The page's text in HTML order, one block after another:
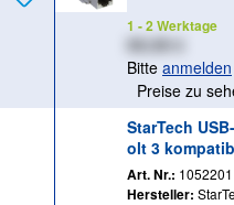
1 - 2 Werktage
Bitte anmelden
Preise zu
StarTech
olt 3
book,
USB-C -
Art. Nr.: 1052201
Hersteller: